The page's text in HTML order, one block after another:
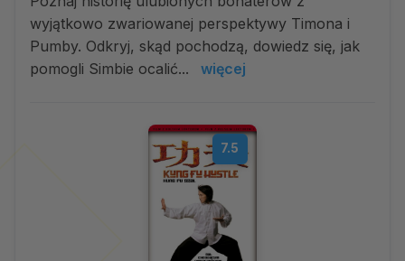
wyjątkowo zwariowanej perspektywy Timona i
Pumby. Odkryj, skąd pochodzą, dowiedz się, jak
pomogli Simbie ocalić...
więcej
7.5